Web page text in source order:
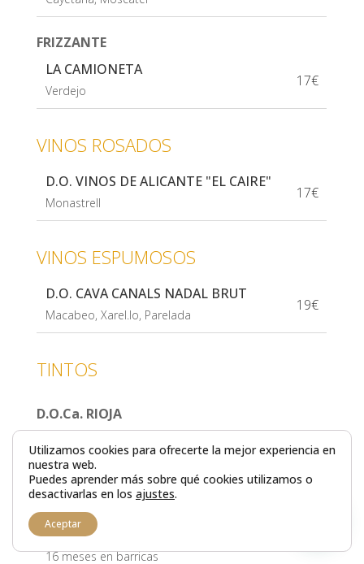
FRIZZANTE
LA CAMIONETA
Verdejo
17€
VINOS ROSADOS
D.O. VINOS DE ALICANTE "EL CAIRE"
Monastrell
17€
VINOS ESPUMOSOS
D.O. CAVA CANALS NADAL BRUT
Macabeo, Xarel.lo, Parelada
19€
TINTOS
D.O.Ca. RIOJA
Tempranillo – Crianza: 12 meses en barricas
de roble americano
LOPEZ DE HARO
Tempranillo, Graciano, Garnacha – Crianza:
16 meses en barricas
Utilizamos cookies para ofrecerte la mejor experiencia en
nuestra web.
Puedes aprender más sobre qué cookies utilizamos o
desactivarlas en los ajustes.
AceptarHola! ¿Deseas reservar tu mesa?